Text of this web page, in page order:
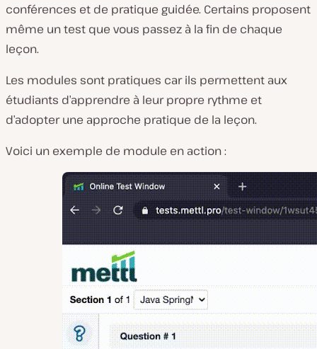
conférences et de pratique guidée. Certains proposent
même un test que vous passez à la fin de chaque
leçon.
Les modules sont pratiques car ils permettent aux
étudiants d’apprendre à leur propre rythme et
d’adopter une approche pratique de la leçon.
Voici un exemple de module en action :